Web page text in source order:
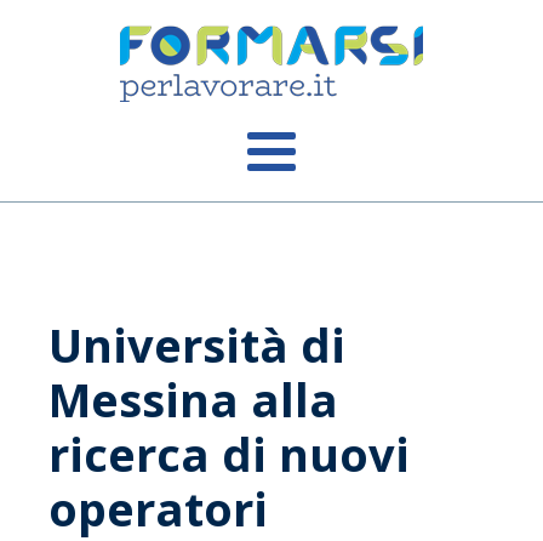
Università di
Messina alla
ricerca di nuovi
operatori